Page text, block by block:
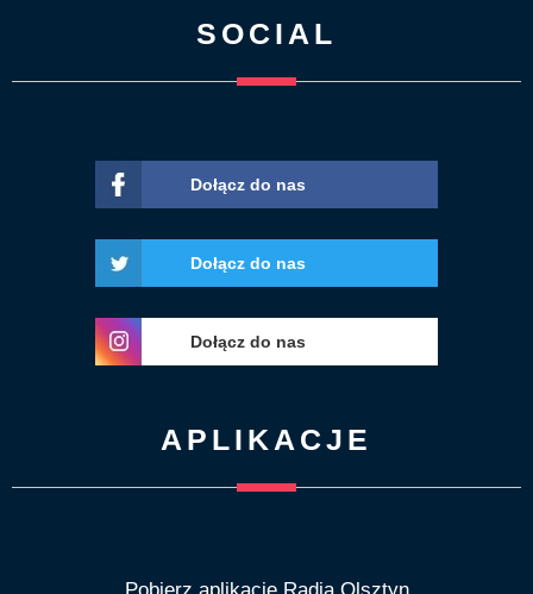
SOCIAL
Dołącz do nas
Dołącz do nas
Dołącz do nas
APLIKACJE